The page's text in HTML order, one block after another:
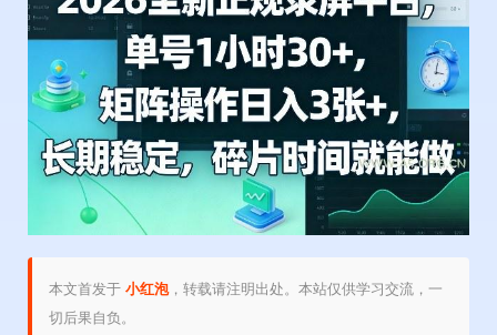
本文首发于 小红泡，转载请注明出处。本站仅供学习交流，一
切后果自负。